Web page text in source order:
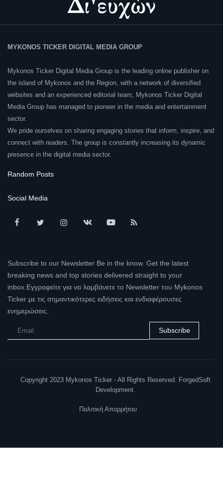
MYKONOS TICKER DIGITAL MEDIA GROUP
Mykonos Ticker Digital Media Group is the leading online publisher on
the island of Mykonos and the Region, with a network of diversified
websites and an experienced editorial team, Mykonos Ticker Digital
Media Group has managed to pioneer in the media and entertainment
sector.
We pride ourselves on sharing engaging stories that inform, inspire, and
connect with readers. The group is constantly increasing its dynamic
presence in the digital media sector.
Random Posts
Social Media
Subscribe to our Newsletter Be in the know. Get the latest
breaking news and top stories delivered straight to your
inbox.Εγγραφείτε για να λαμβάνετε το Newsletter του Mykonos
Ticker με τις σημαντικότερες ειδήσεις και ενδιαφέρουσες
ενημερώσεις.
Subscribe
Copyright 2023 Mykonos Ticker - All Rights Reserved. ForgedSoft
Development.
Πολιτική Απορρήτου